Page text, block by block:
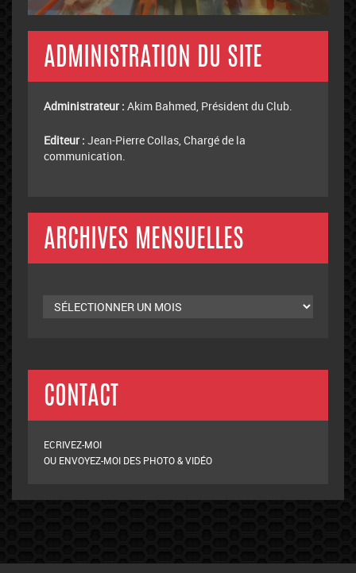
ADMINISTRATION DU SITE
Administrateur : Akim Bahmed, Président du Club.
Editeur : Jean-Pierre Collas, Chargé de la
communication.
ARCHIVES MENSUELLES
CONTACT
ECRIVEZ-MOI
OU ENVOYEZ-MOI DES PHOTO & VIDÉO